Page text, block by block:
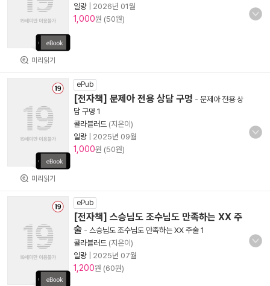
미리읽기
일랑
2026년 01월
1,000원 (50원)
미리읽기
ePub
[전자책] 문제아 전용 상담 구멍 - 문제아 전용 상
담 구멍 1
콜라블러드 (지은이)
일랑
2025년 09월
1,000원 (50원)
ePub
[전자책] 스승님도 조수님도 만족하는 XX 주
술 - 스승님도 조수님도 만족하는 XX 주술 1
콜라블러드 (지은이)
일랑
2025년 07월
1,200원 (60원)